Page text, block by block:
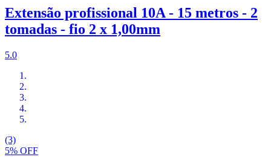
Extensão profissional 10A - 15 metros - 2
tomadas - fio 2 x 1,00mm
5.0
(3)
5% OFF